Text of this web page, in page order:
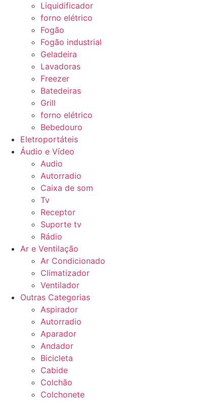
Liquidificador
forno elétrico
Fogão
Fogão industrial
Geladeira
Lavadoras
Freezer
Batedeiras
Grill
forno elétrico
Bebedouro
Eletroportáteis
Áudio e Vídeo
Audio
Autorradio
Caixa de som
Tv
Receptor
Suporte tv
Rádio
Ar e Ventilação
Ar Condicionado
Climatizador
Ventilador
Outras Categorias
Aspirador
Autorradio
Aparador
Andador
Bicicleta
Cabide
Colchão
Colchonete